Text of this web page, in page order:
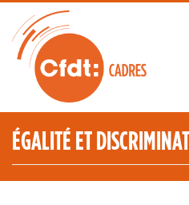
contenu
principal
ACTUALITÉS
PUBLICATIONS
EN RÉGION
ÉGALITÉ ET